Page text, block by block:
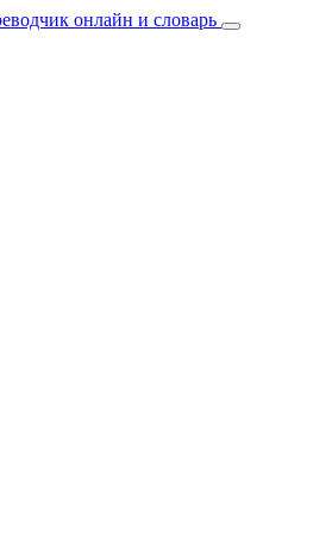
онлайн и словарь